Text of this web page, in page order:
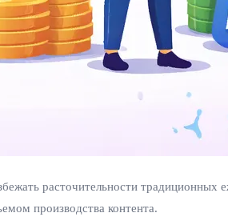
расточительности
производства контента.